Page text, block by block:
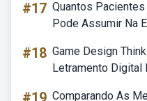
#17 Quantos
Pode Assumir Na
#18 Game Design
Letramento Digital
#19 Comparando As